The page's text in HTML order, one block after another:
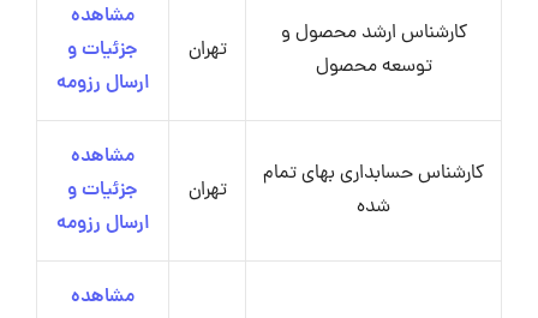
کارشناس ارشد محصول و
توسعه محصول
تهران
مشاهده
جزئیات و
ارسال رزومه
کارشناس حسابداری بهای تمام
شده
تهران
مشاهده
جزئیات و
ارسال رزومه
مشاهده